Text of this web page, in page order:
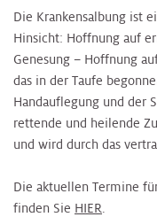
Die Krankensalbung ist
Hinsicht: Hoffnung auf
Genesung – Hoffnung
das in der Taufe
Handauflegung und der
rettende und heilende
und wird durch das
Die aktuellen Termine
finden Sie HIER.